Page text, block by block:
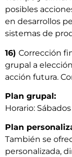
posibles
en desarrollos
sistemas de
16) Corrección
grupal a
acción futura.
Plan grupal:
Horario: Sábados
Plan
También se
personalizada,